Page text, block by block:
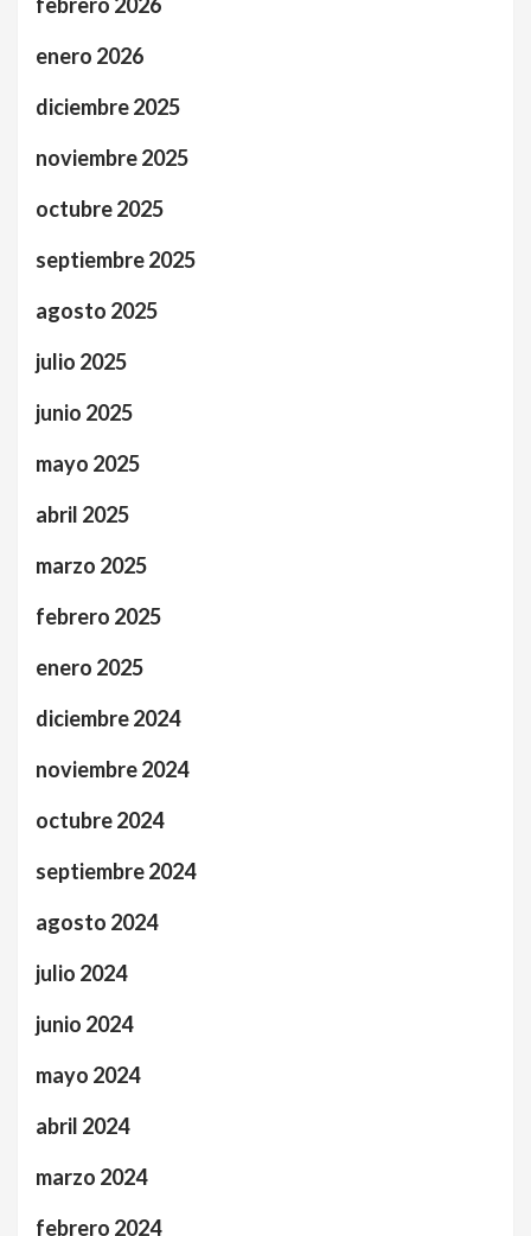
enero 2026
diciembre 2025
noviembre 2025
octubre 2025
septiembre 2025
agosto 2025
julio 2025
junio 2025
mayo 2025
abril 2025
marzo 2025
febrero 2025
enero 2025
diciembre 2024
noviembre 2024
octubre 2024
septiembre 2024
agosto 2024
julio 2024
junio 2024
mayo 2024
abril 2024
marzo 2024
febrero 2024